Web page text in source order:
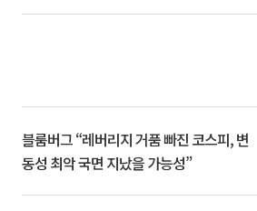
블룸버그 “레버리지 거품 빠진 코스피, 변
동성 최악 국면 지났을 가능성”